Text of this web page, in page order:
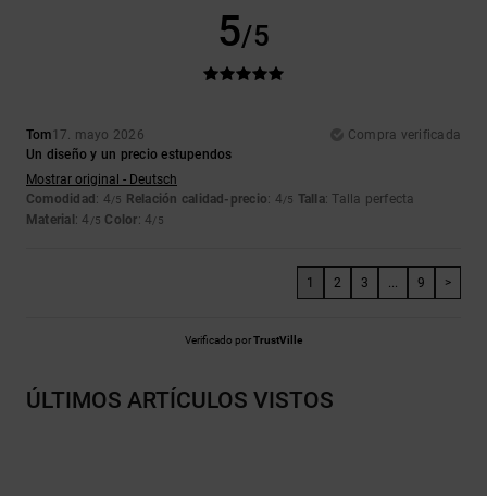
5/5
Tom17. mayo 2026
Compra verificada
Un diseño y un precio estupendos
Mostrar original - Deutsch
Comodidad : 4/5 Relación calidad-precio: 4/5 Talla: Talla perfecta
Material : 4 /5 Color: 4/5
1 2 3 ... 9 >
Verificado porTrustVille
ÚLTIMOS ARTÍCULOS VISTOS